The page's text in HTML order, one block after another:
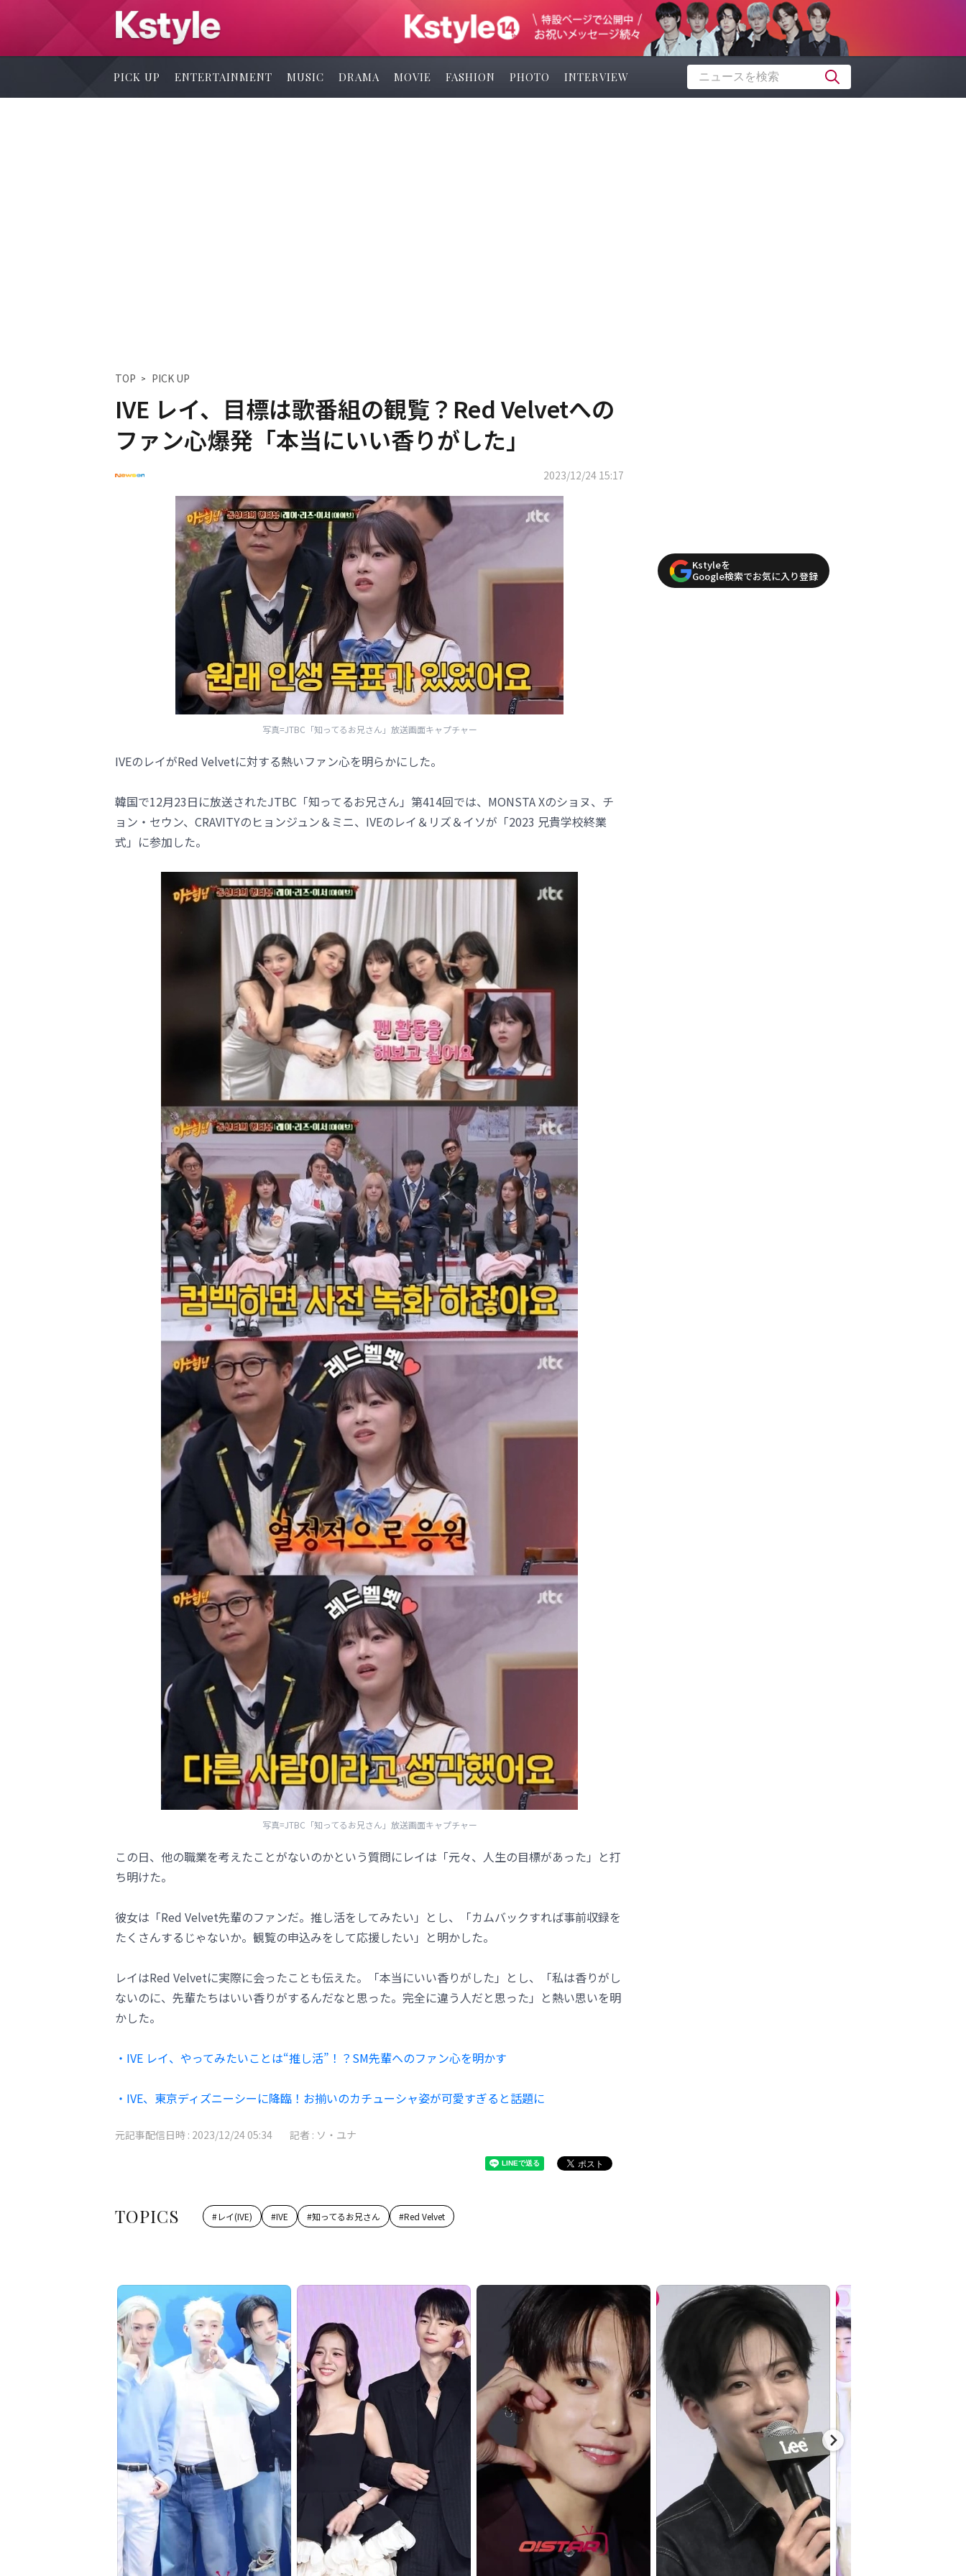
PICK UP ENTERTAINMENT MUSIC DRAMA MOVIE FASHION PHOTO INTERVIEW
TOP PICK UP
IVE レイ、目標は歌番組の観覧？Red Velvetへの
ファン心爆発「本当にいい香りがした」
2023/12/24 15:17
写真=JTBC「知ってるお兄さん」放送画面キャプチャー
IVEのレイがRed Velvetに対する熱いファン心を明らかにした。
韓国で12月23日に放送されたJTBC「知ってるお兄さん」第414回では、MONSTA Xのショヌ、チ
ョン・セウン、CRAVITYのヒョンジュン＆ミニ、IVEのレイ＆リズ＆イソが「2023 兄貴学校終業
式」に参加した。
写真=JTBC「知ってるお兄さん」放送画面キャプチャー
この日、他の職業を考えたことがないのかという質問にレイは「元々、人生の目標があった」と打
ち明けた。
彼女は「Red Velvet先輩のファンだ。推し活をしてみたい」とし、「カムバックすれば事前収録を
たくさんするじゃないか。観覧の申込みをして応援したい」と明かした。
レイはRed Velvetに実際に会ったことも伝えた。「本当にいい香りがした」とし、「私は香りがし
ないのに、先輩たちはいい香りがするんだなと思った。完全に違う人だと思った」と熱い思いを明
かした。
・IVE レイ、やってみたいことは“推し活”！？SM先輩へのファン心を明かす
・IVE、東京ディズニーシーに降臨！お揃いのカチューシャ姿が可愛すぎると話題に
元記事配信日時 : 2023/12/24 05:34 記者 : ソ・ユナ
TOPICS #レイ(IVE) #IVE #知ってるお兄さん #Red Velvet
Kstyleを
Google検索でお気に入り登録